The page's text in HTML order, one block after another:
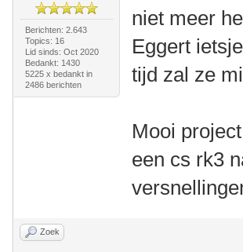
Berichten: 2.643
Topics: 16
Lid sinds: Oct 2020
Bedankt: 1430
5225 x bedankt in
2486 berichten
niet meer
Eggert
tijd zal ze
Mooi
een cs rk3
Zoek